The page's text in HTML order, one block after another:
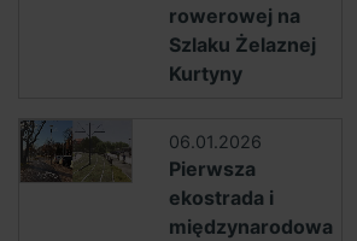
rowerowej na
Szlaku Żelaznej
Kurtyny
06.01.2026
Pierwsza
ekostrada i
międzynarodowa